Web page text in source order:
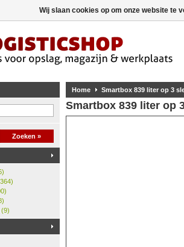
Zoeken »
(9)
Home Smartbox 839 liter op 3
Smartbox 839 liter op
Wij slaan cookies op om onze website te